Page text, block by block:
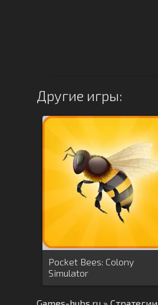
Другие игры:
Pocket Bees: Colony
Simulator